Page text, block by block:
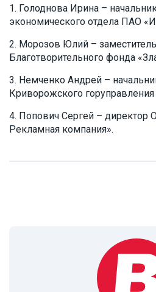
Голоднова Ирина –
экономического отдела ПАО
Морозов Юлий –
Благотворительного фонда
Немченко Андрей –
Криворожского
Попович Сергей – директор
Рекламная компания».